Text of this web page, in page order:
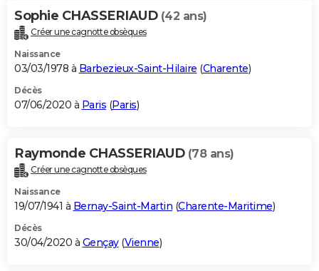
Sophie CHASSERIAUD (42 ans)
Créer une cagnotte obsèques
Naissance
03/03/1978 à Barbezieux-Saint-Hilaire (Charente)
Décès
07/06/2020 à Paris (Paris)
Raymonde CHASSERIAUD (78 ans)
Créer une cagnotte obsèques
Naissance
19/07/1941 à Bernay-Saint-Martin (Charente-Maritime)
Décès
30/04/2020 à Gençay(Vienne)